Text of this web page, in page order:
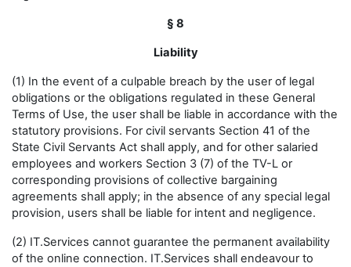
§ 8
Liability
(1) In the event of a culpable breach by the user of legal
obligations or the obligations regulated in these General
Terms of Use, the user shall be liable in accordance with the
statutory provisions. For civil servants Section 41 of the
State Civil Servants Act shall apply, and for other salaried
employees and workers Section 3 (7) of the TV-L or
corresponding provisions of collective bargaining
agreements shall apply; in the absence of any special legal
provision, users shall be liable for intent and negligence.
(2) IT.Services cannot guarantee the permanent availability
of the online connection. IT.Services shall endeavour to